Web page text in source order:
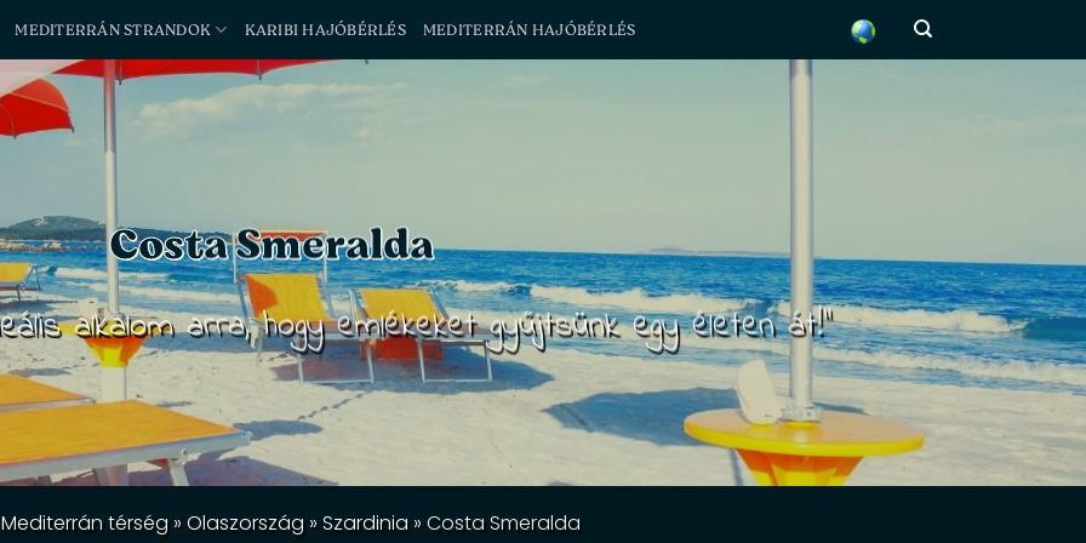
MEDITERRÁN STRANDOK KARIBI HAJÓBÉRLÉS MEDITERRÁN HAJÓBÉRLÉS
Costa Smeralda
alkalom arra, hogy emlékeket gyűjtsünk egy életen át!"
Mediterrán térség»Olaszország»Szardinia»Costa Smeralda